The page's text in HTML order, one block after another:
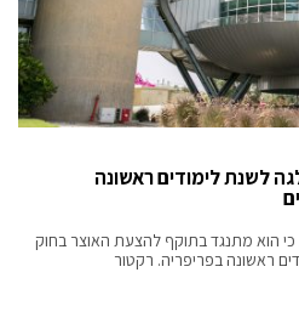
לשנת לימודים ראשונה
כי הוא מתנגד בתוקף להצעת האוצר בחוק
ראשונה בפריפריה. רקטור